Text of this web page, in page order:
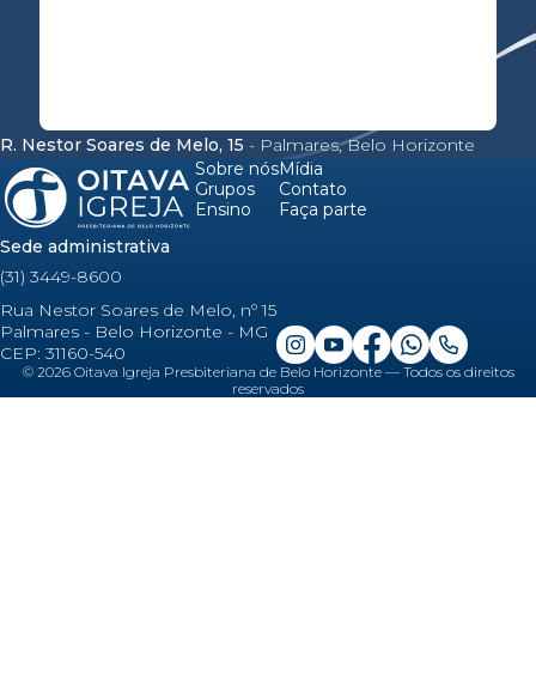
R. Nestor Soares de Melo, 15 - Palmares, Belo Horizonte
Sobre nós
Grupos
Ensino
Mídia
Contato
Faça parte
Sede administrativa
(31) 3449-8600
Rua Nestor Soares de Melo, nº 15
Palmares - Belo Horizonte - MG
CEP: 31160-540
© 2026Oitava Igreja Presbiteriana de Belo Horizonte — Todos os direitos
reservados